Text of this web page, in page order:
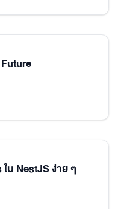
น NestJS ง่าย ๆ